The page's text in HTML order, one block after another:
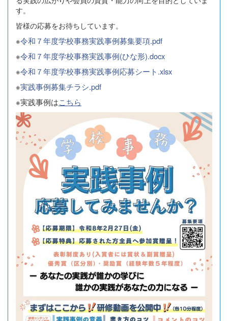
す。
皆様の応募をお待ちしています。
※令和７年度学校事務実践事例募集要項.pdf
※令和７年度学校事務実践事例(ひな形).docx
※令和７年度学校事務実践事例応募シート.xlsx
※実践事例募集チラシ.pdf
※実践事例はこちら